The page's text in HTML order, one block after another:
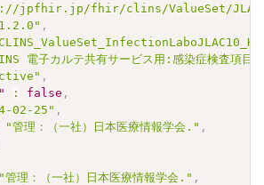
jpfhir.jp/fhir/clins/ValueSet/JLAC10/
,
電子カルテ共有サービス用:感染症検査項
,
" : false ,
02-25" ,
"管理：（一社）日本医療情報学会." ,
"管理：（一社）日本医療情報学会." ,